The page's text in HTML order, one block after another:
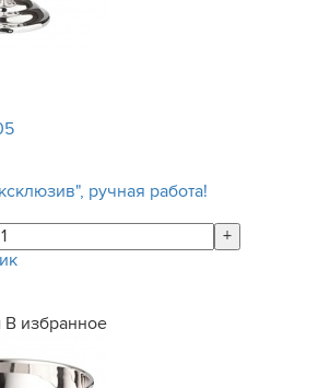
ручная работа!
+
В избранное